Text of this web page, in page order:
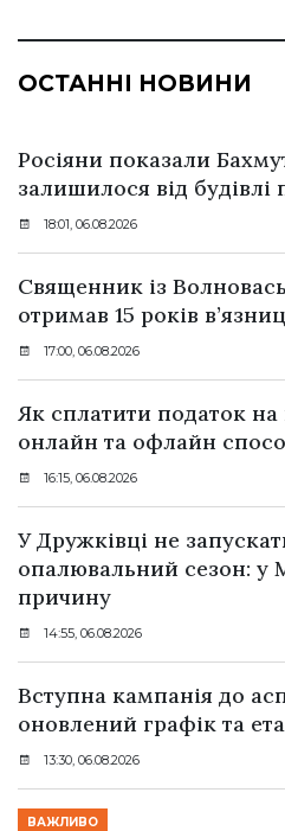
ОСТАННІ НОВИНИ
Росіяни показали
залишилося від будівлі
18:01, 06.08.2026
Священник із
отримав 15 років
17:00, 06.08.2026
Як сплатити податок
онлайн та офлайн
16:15, 06.08.2026
У Дружківці не
опалювальний сезон: у
причину
14:55, 06.08.2026
Вступна кампанія до
оновлений графік та
13:30, 06.08.2026
ВАЖЛИВО